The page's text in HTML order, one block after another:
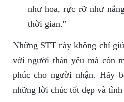
như hoa, rực rỡ như
thời gian.”
Những STT này không chỉ
với người thân yêu mà còn
phúc cho người nhận. Hãy
những lời chúc tốt đẹp và tình